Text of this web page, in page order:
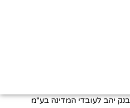
יהב לעובדי המדינה בע"מ